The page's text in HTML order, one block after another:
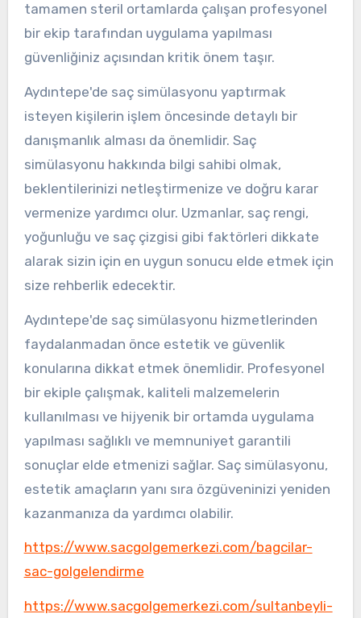
tamamen steril ortamlarda çalışan profesyonel
bir ekip tarafından uygulama yapılması
güvenliğiniz açısından kritik önem taşır.
Aydıntepe'de saç simülasyonu yaptırmak
isteyen kişilerin işlem öncesinde detaylı bir
danışmanlık alması da önemlidir. Saç
simülasyonu hakkında bilgi sahibi olmak,
beklentilerinizi netleştirmenize ve doğru karar
vermenize yardımcı olur. Uzmanlar, saç rengi,
yoğunluğu ve saç çizgisi gibi faktörleri dikkate
alarak sizin için en uygun sonucu elde etmek için
size rehberlik edecektir.
Aydıntepe'de saç simülasyonu hizmetlerinden
faydalanmadan önce estetik ve güvenlik
konularına dikkat etmek önemlidir. Profesyonel
bir ekiple çalışmak, kaliteli malzemelerin
kullanılması ve hijyenik bir ortamda uygulama
yapılması sağlıklı ve memnuniyet garantili
sonuçlar elde etmenizi sağlar. Saç simülasyonu,
estetik amaçların yanı sıra özgüveninizi yeniden
kazanmanıza da yardımcı olabilir.
https://www.sacgolgemerkezi.com/bagcilar-
sac-golgelendirme
https://www.sacgolgemerkezi.com/sultanbeyli-